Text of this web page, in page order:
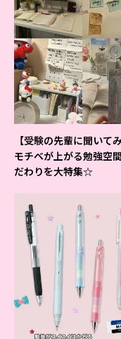
【受験の先輩に聞いてみ
モチベが上がる勉強空
だわりを大特集☆